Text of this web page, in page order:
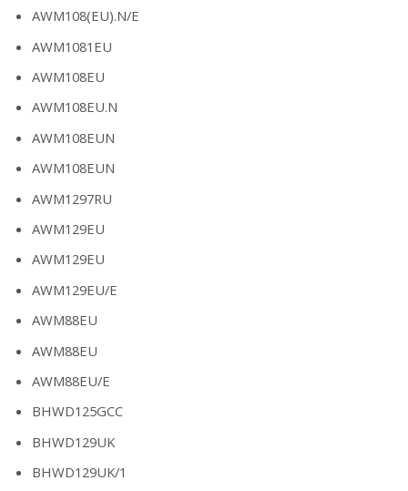
AWM108(EU).N/E
AWM1081EU
AWM108EU
AWM108EU.N
AWM108EUN
AWM108EUN
AWM1297RU
AWM129EU
AWM129EU
AWM129EU/E
AWM88EU
AWM88EU
AWM88EU/E
BHWD125GCC
BHWD129UK
BHWD129UK/1